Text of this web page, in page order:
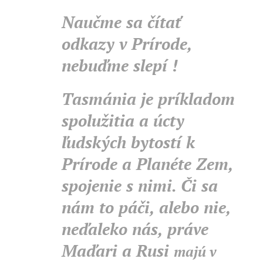
Naučme sa čítať
odkazy v Prírode,
nebuďme slepí !
Tasmánia je príkladom
spolužitia a úcty
ľudských bytostí k
Prírode a Planéte Zem,
spojenie s nimi. Či sa
nám to páči, alebo nie,
neďaleko nás, práve
Maďari a Rusi majú v